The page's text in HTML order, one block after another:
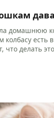
домашнюю
есть
что делать